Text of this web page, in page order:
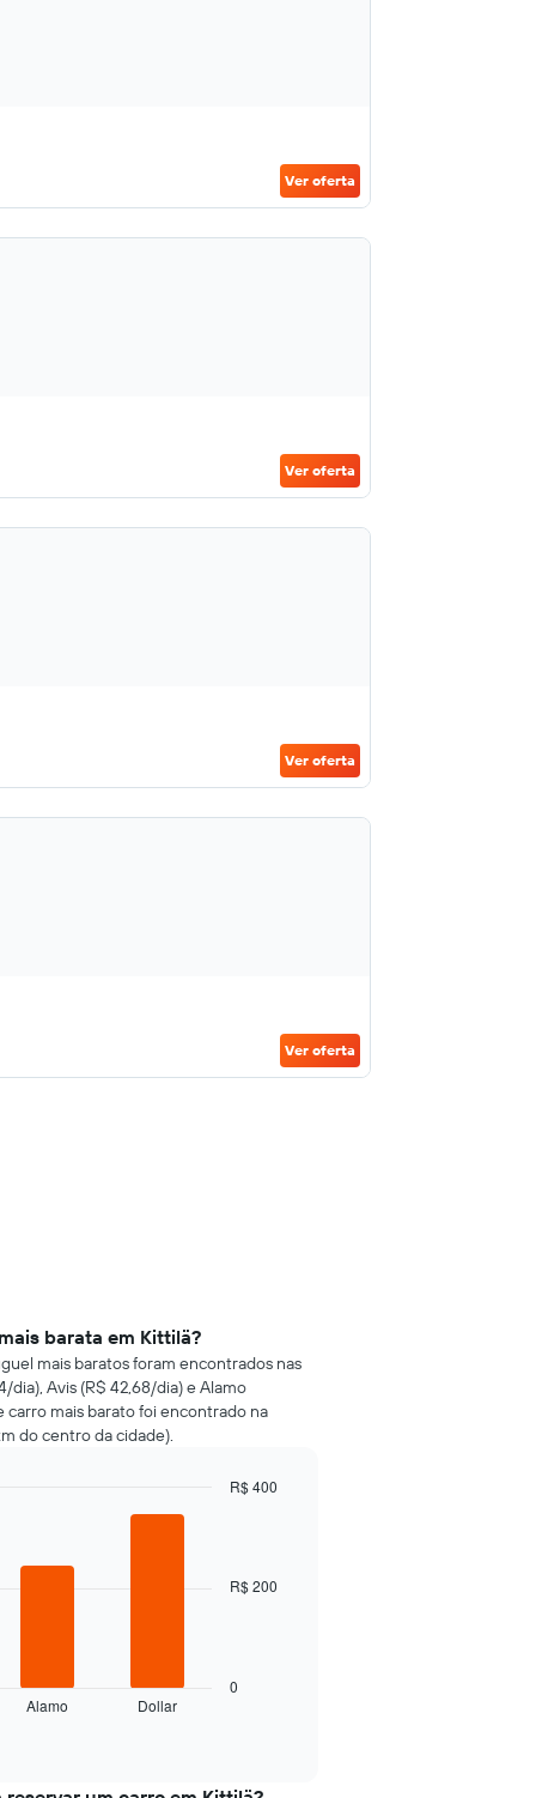
Ver oferta
Ver oferta
Ver oferta
Ver oferta
barata em Kittilä?
mais baratos foram encontrados nas
dia), Avis (R$ 42,68/dia) e Alamo
carro mais barato foi encontrado na
do centro da cidade).
Alamo Dollar
0
R$ 200
R$ 400